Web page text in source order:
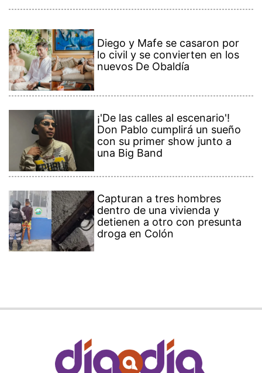
Diego y Mafe se casaron por
lo civil y se convierten en los
nuevos De Obaldía
¡'De las calles al escenario'!
Don Pablo cumplirá un sueño
con su primer show junto a
una Big Band
Capturan a tres hombres
dentro de una vivienda y
detienen a otro con presunta
droga en Colón